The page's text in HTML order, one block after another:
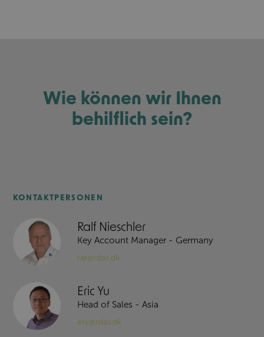
Wie können wir Ihnen
behilflich sein?
KONTAKTPERSONEN
Ralf Nieschler
Key Account Manager - Germany
rar@rdas.dk
Eric Yu
Head of Sales - Asia
ery@rdas.dk